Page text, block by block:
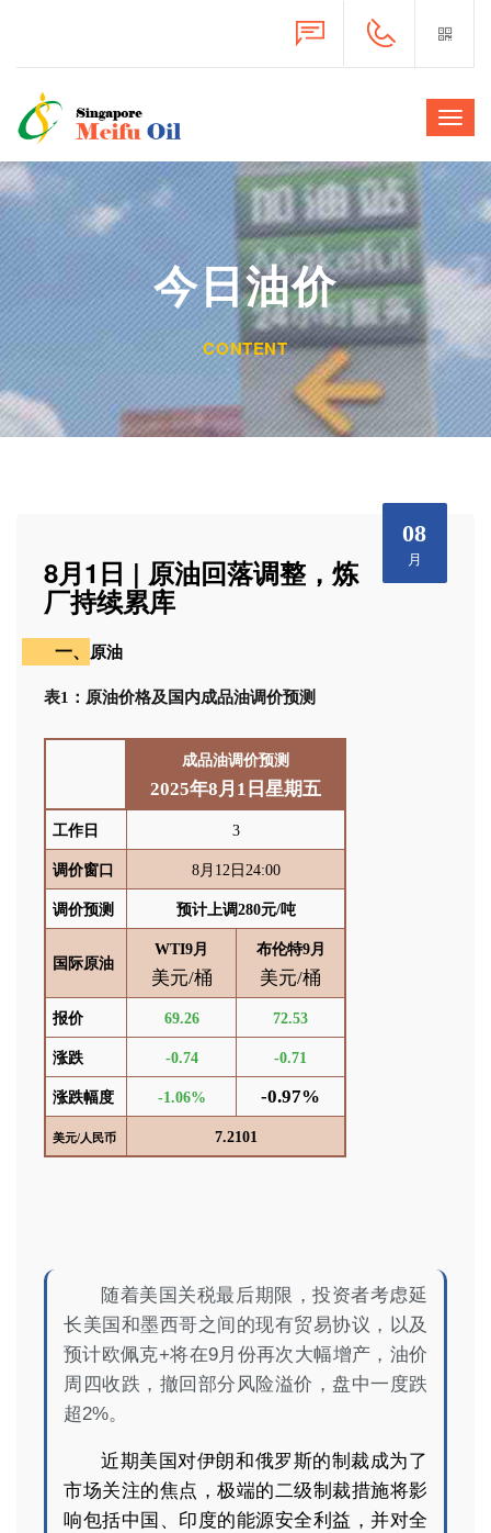
今日油价
CONTENT
08
月
8月1日 | 原油回落调整，炼
厂持续累库
一、 原油
表1： 原油价格及国内成品油调价预测
成品油调价预测
2025年8月1 日星期五
工作日 3
调价窗口 8月12日24:00
调价预测 预计上调280元/吨
国际原油
WTI9月
美元/桶
布伦特9月
美元/桶
报价 69.26 72.53
涨跌 -0.74 -0.71
涨跌幅度 -1.06% -0.97%
美元/人民币 7.2101
随着美国关税最后期限，投资者考虑延
长美国和墨西哥之间的现有贸易协议，以及
预计欧佩克+将在9月份再次大幅增产， 油价
周四收跌，撤回部分风险溢价，盘中一度跌
超2%。
近期美国对伊朗和俄罗斯的制裁成为了
市场关注的焦点， 极端的二级制裁措施将影
响包括中国、印度的能源安全利益，并对全